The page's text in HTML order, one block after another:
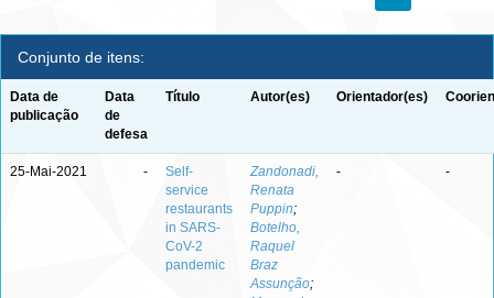
Conjunto de itens:
Data de
publicação
Data
de
defesa
Título Autor(es) Orientador(es)
25-Mai-2021 -
Self-
service
restaurants
in SARS-
CoV-2
pandemic
Zandonadi,
Renata
Puppin;
Botelho,
Raquel
Braz
Assunção;
- -